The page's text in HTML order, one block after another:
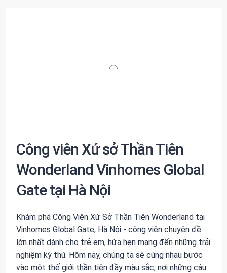
Công viên Xứ sở Thần Tiên
Wonderland Vinhomes Global
Gate tại Hà Nội
Khám phá Công Viên Xứ Sở Thần Tiên Wonderland tại
Vinhomes Global Gate, Hà Nội - công viên chuyên đề
lớn nhất dành cho trẻ em, hứa hẹn mang đến những trải
nghiệm kỳ thú. Hôm nay, chúng ta sẽ cùng nhau bước
vào một thế giới thần tiên đầy màu sắc, nơi những câu